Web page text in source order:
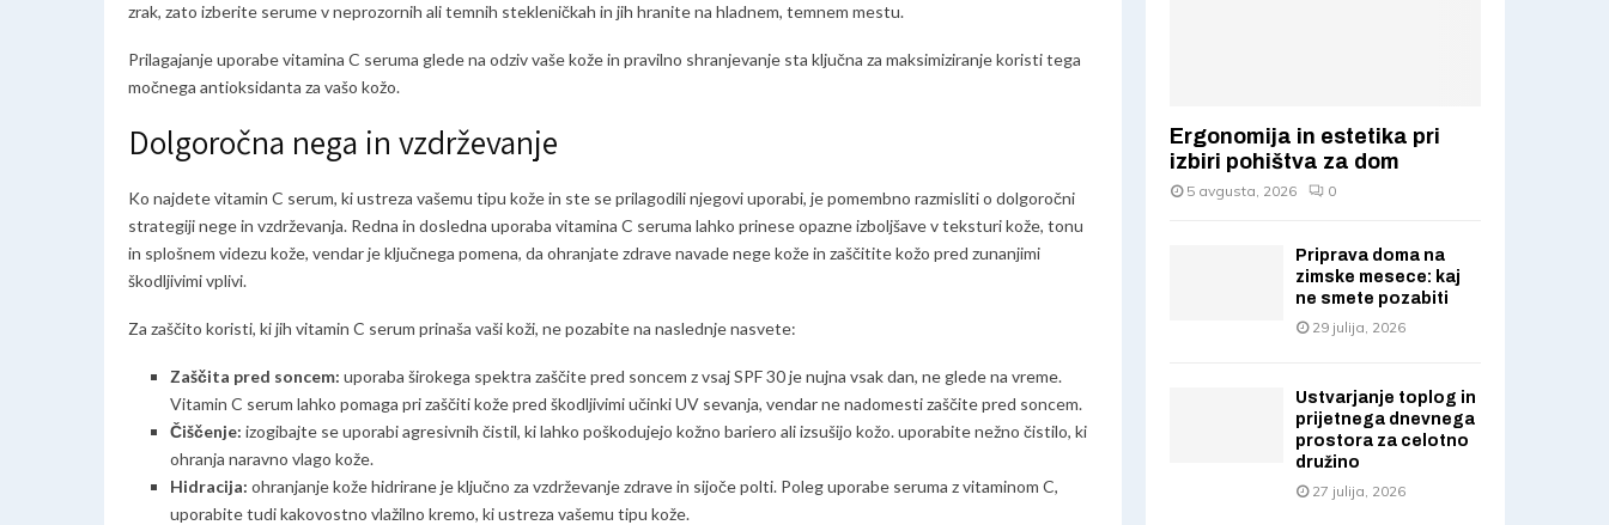
zrak, zato izberite serume v neprozornih ali temnih stekleničkah in jih hranite na hladnem, temnem mestu.
Prilagajanje uporabe vitamina C seruma glede na odziv vaše kože in pravilno shranjevanje sta ključna za maksimiziranje koristi tega
močnega antioksidanta za vašo kožo.
Dolgoročna nega in vzdrževanje
Ko najdete vitamin C serum, ki ustreza vašemu tipu kože in ste se prilagodili njegovi uporabi, je pomembno razmisliti o dolgoročni
strategiji nege in vzdrževanja. Redna in dosledna uporaba vitamina C seruma lahko prinese opazne izboljšave v teksturi kože, tonu
in splošnem videzu kože, vendar je ključnega pomena, da ohranjate zdrave navade nege kože in zaščitite kožo pred zunanjimi
škodljivimi vplivi.
Za zaščito koristi, ki jih vitamin C serum prinaša vaši koži, ne pozabite na naslednje nasvete:
Zaščita pred soncem: uporaba širokega spektra zaščite pred soncem z vsaj SPF 30 je nujna vsak dan, ne glede na vreme.
Vitamin C serum lahko pomaga pri zaščiti kože pred škodljivimi učinki UV sevanja, vendar ne nadomesti zaščite pred soncem.
Čiščenje: izogibajte se uporabi agresivnih čistil, ki lahko poškodujejo kožno bariero ali izsušijo kožo. uporabite nežno čistilo, ki
ohranja naravno vlago kože.
Hidracija: ohranjanje kože hidrirane je ključno za vzdrževanje zdrave in sijoče polti. Poleg uporabe seruma z vitaminom C,
uporabite tudi kakovostno vlažilno kremo, ki ustreza vašemu tipu kože.
Ergonomija in estetika pri
izbiri pohištva za dom
5 avgusta, 2026 0
Priprava doma na
zimske mesece: kaj
ne smete pozabiti
29 julija, 2026
Ustvarjanje toplog in
prijetnega dnevnega
prostora za celotno
družino
27 julija, 2026